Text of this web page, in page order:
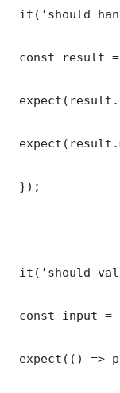
it('should
const result
});
it('should
const input =
expect(() =>